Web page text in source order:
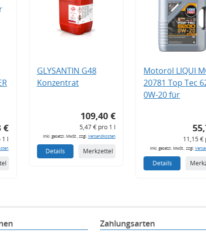
€
1 l
GLYSANTIN G48
Konzentrat
109,40 €
5,47 € pro 1 l
inkl. gesetzl. MwSt., zzgl. Versandkosten
Details Merkzettel
Motoröl LIQUI
20781 Top Tec
0W-20 für
11,15 €
inkl. gesetzl. MwSt., zzgl.
Details
Zahlungsarten